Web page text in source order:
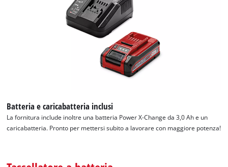
Abbiamo bisogno del vostro permesso
per caricare Google Maps!
visitor. The website owner needs to setup
the site with their CMP to add this content
to the list of technologies used.
Batteria e caricabatteria inclusi
La fornitura include inoltre una batteria Power X-Change da 3,0 Ah e un
caricabatteria. Pronto per mettersi subito a lavorare con maggiore potenza!